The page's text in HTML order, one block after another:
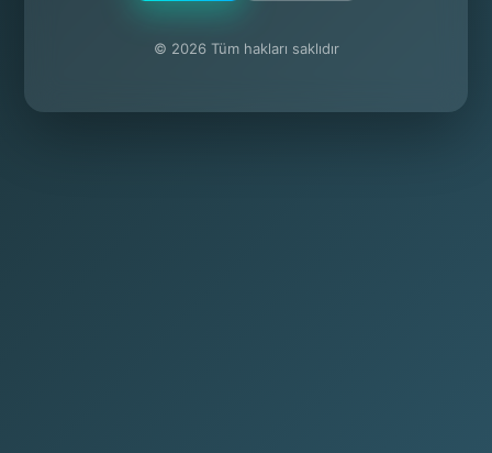
© 2026 Tüm hakları saklıdır